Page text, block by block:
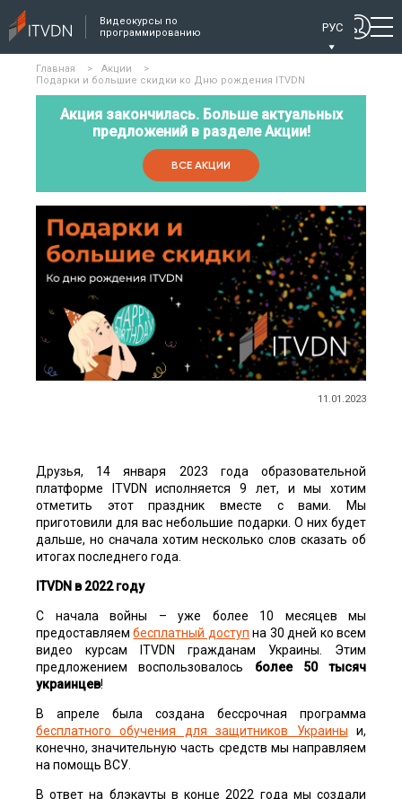
Видеокурсы по
программированию
РУС
Главная > Акции
>
Подарки и большие скидки ко Дню рождения ITVDN
Акция закончилась. Больше актуальных
предложений в разделе Акции!
ВСЕ АКЦИИ
11.01.2023
Друзья, 14 января 2023 года образовательной
платформе ITVDN исполняется 9 лет, и мы хотим
отметить этот праздник вместе с вами. Мы
приготовили для вас небольшие подарки. О них будет
дальше, но сначала хотим несколько слов сказать об
итогах последнего года.
ITVDN в 2022 году
С начала войны – уже более 10 месяцев мы
предоставляембесплатный доступ на 30 дней ко всем
видео курсам ITVDN гражданам Украины. Этим
предложением воспользовалось более 50 тысяч
украинцев!
В апреле была создана бессрочная программа
бесплатного обучения для защитников Украины и,
конечно, значительную часть средств мы направляем
на помощь ВСУ.
В ответ на блэкауты в конце 2022 года мы создали